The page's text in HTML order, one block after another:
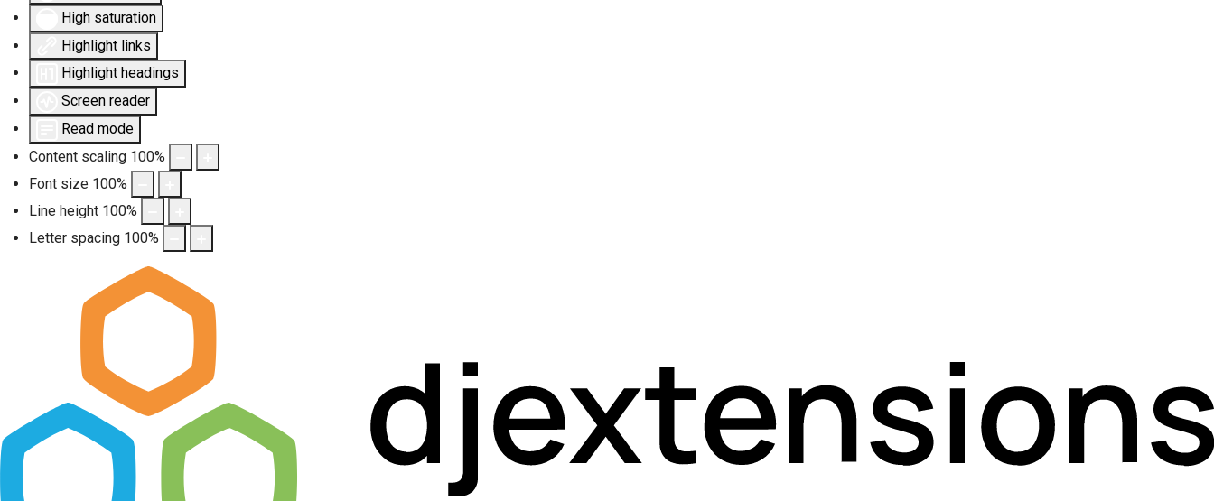
High saturation
Highlight links
Highlight headings
Screen reader
Read mode
Content scaling 100%
Font size 100%
Line height 100%
Letter spacing 100%